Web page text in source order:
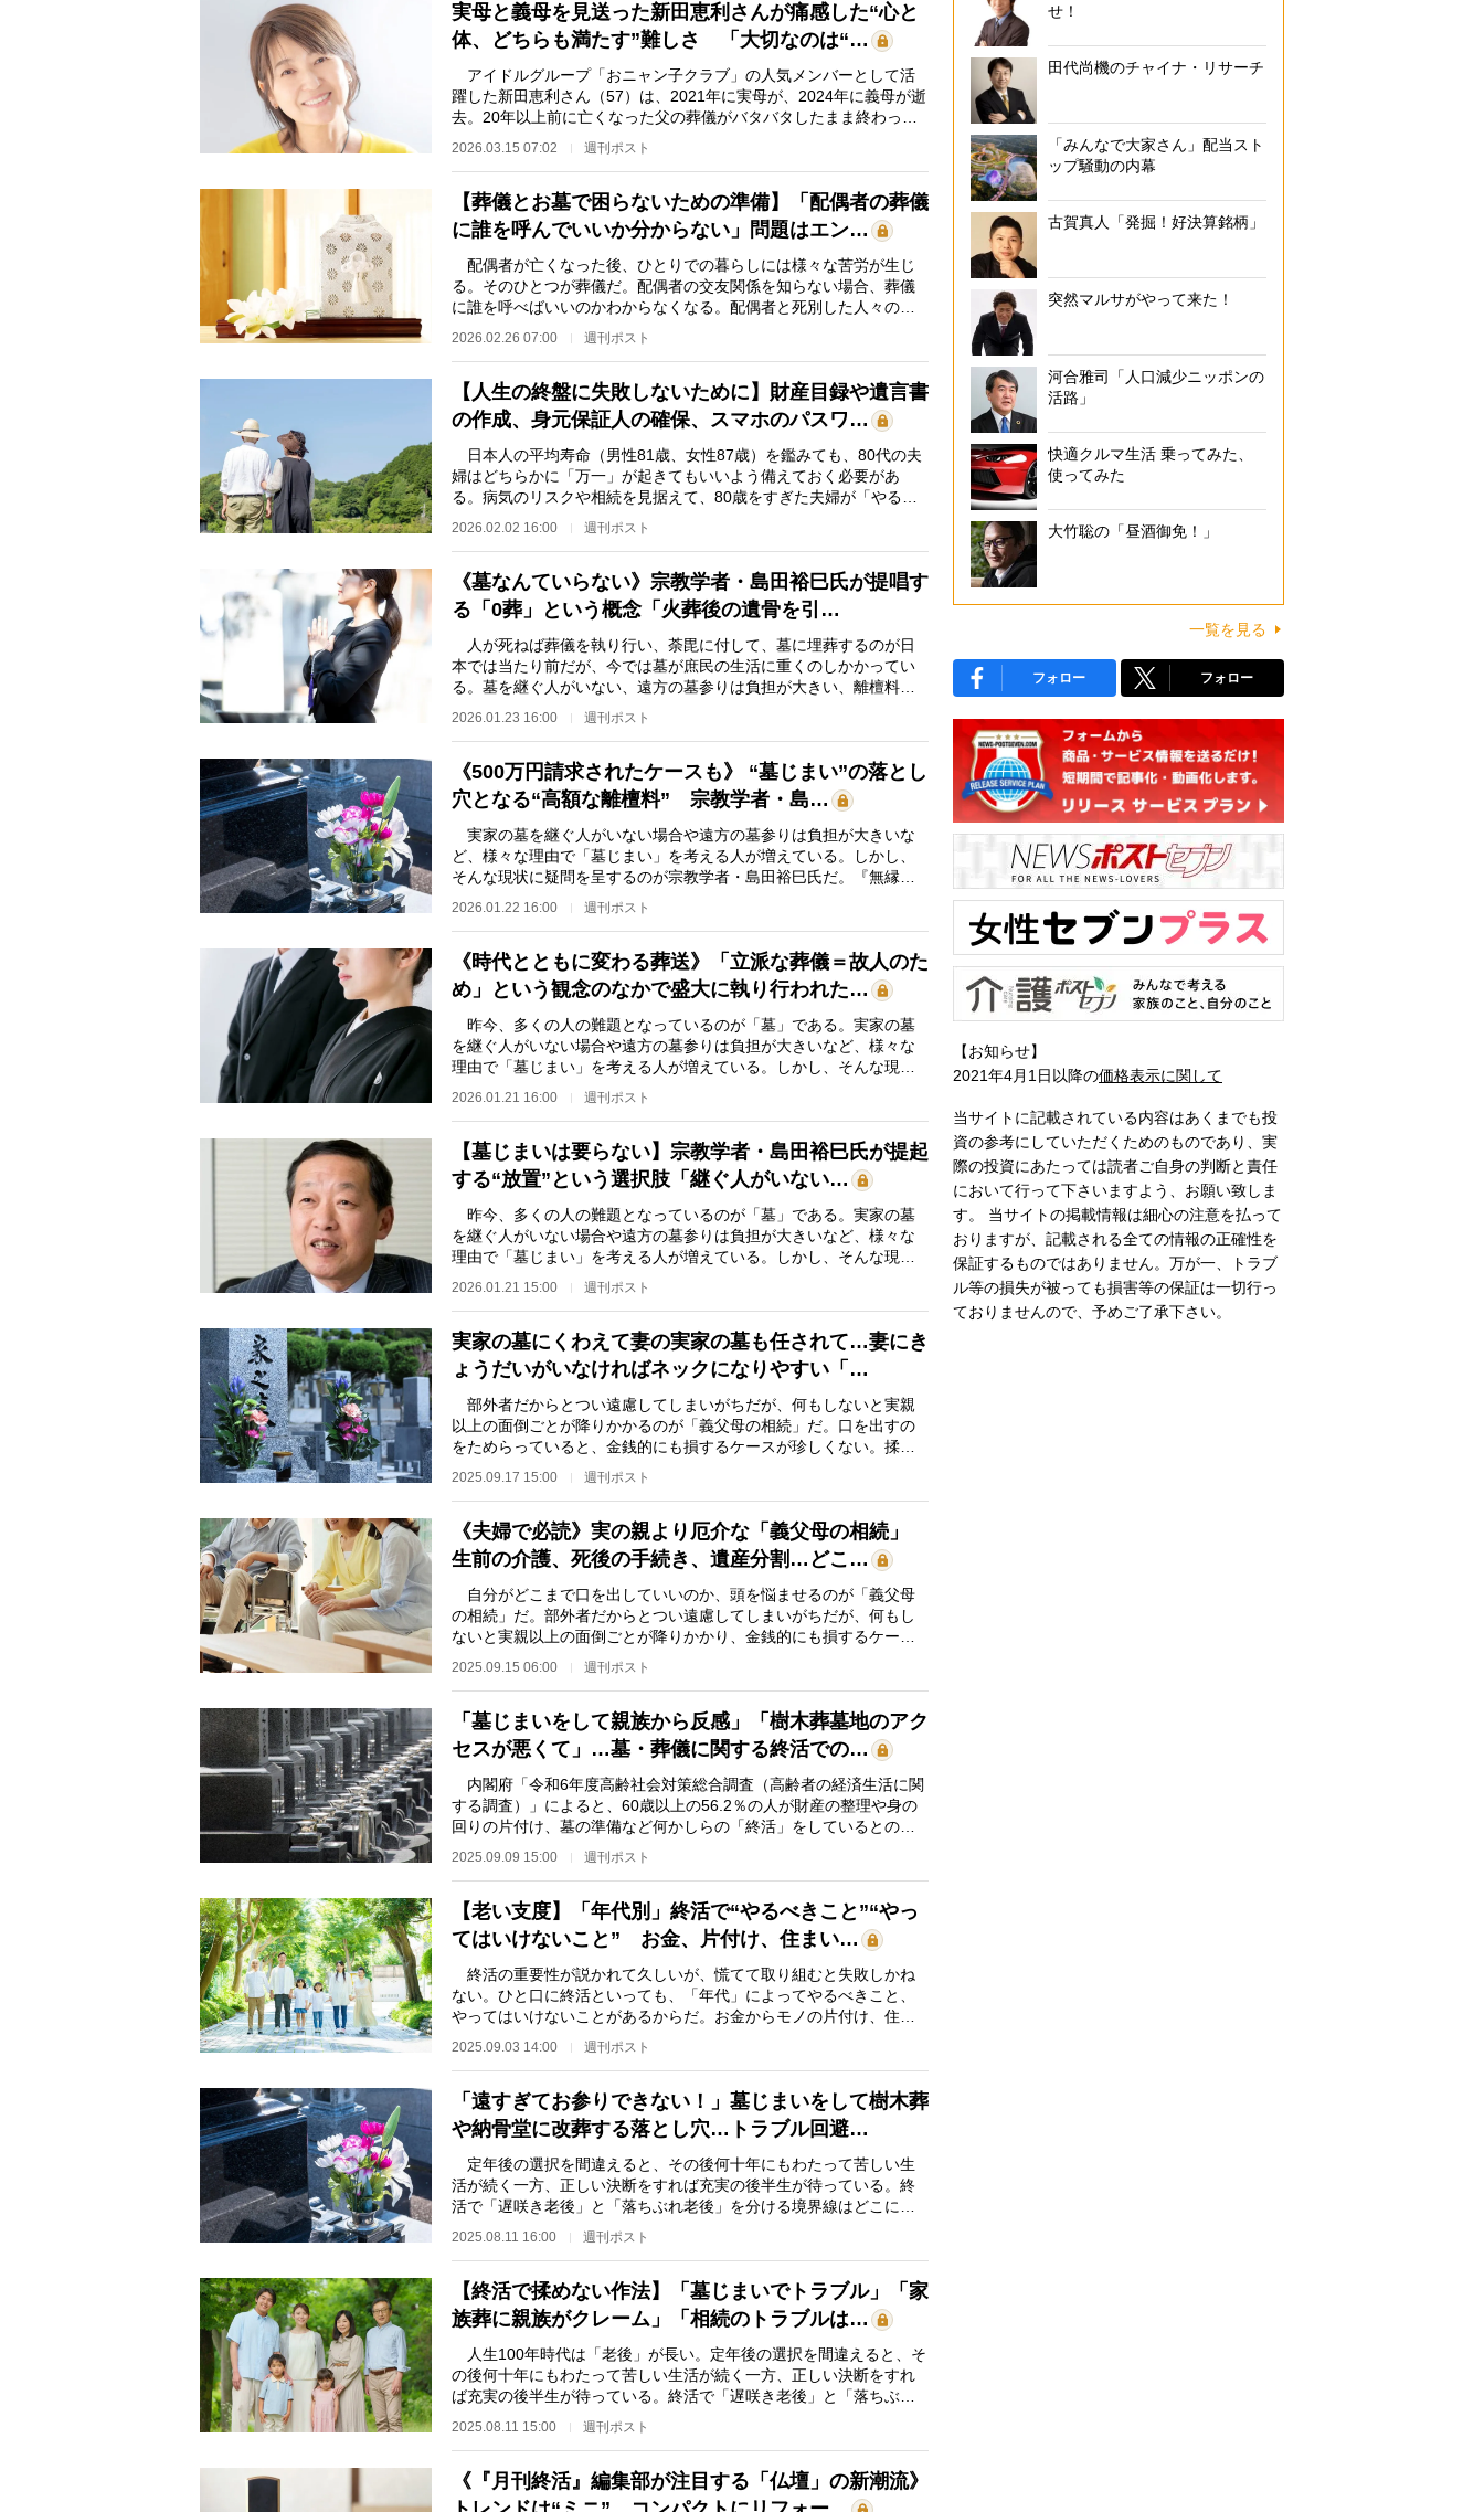
実母と義母を見送った新田恵利さんが痛感した“心と
体、どちらも満たす”難しさ 「大切なのは“…
アイドルグループ「おニャン子クラブ」の人気メンバーとして活
躍した新田恵利さん（57）は、2021年に実母が、2024年に義母が逝
去。20年以上前に亡くなった父の葬儀がバタバタしたまま終わって
しまった反省から、…
2026.03.15 07:02 週刊ポスト
【葬儀とお墓で困らないための準備】「配偶者の葬儀
に誰を呼んでいいか分からない」問題はエン…
配偶者が亡くなった後、ひとりでの暮らしには様々な苦労が生じ
る。そのひとつが葬儀だ。配偶者の交友関係を知らない場合、葬儀
に誰を呼べばいいのかわからなくなる。配偶者と死別した人々のコ
ミュニティ「没イチ…
2026.02.26 07:00 週刊ポスト
【人生の終盤に失敗しないために】財産目録や遺言書
の作成、身元保証人の確保、スマホのパスワ…
日本人の平均寿命（男性81歳、女性87歳）を鑑みても、80代の夫
婦はどちらかに「万一」が起きてもいいよう備えておく必要があ
る。病気のリスクや相続を見据えて、80歳をすぎた夫婦が「やるべ
きこと」は何か。専門…
2026.02.02 16:00 週刊ポスト
《墓なんていらない》宗教学者・島田裕巳氏が提唱す
る「0葬」という概念「火葬後の遺骨を引…
人が死ねば葬儀を執り行い、荼毘に付して、墓に埋葬するのが日
本では当たり前だが、今では墓が庶民の生活に重くのしかかってい
る。墓を継ぐ人がいない、遠方の墓参りは負担が大きい、離檀料が
高い…何かと悩みは多…
2026.01.23 16:00 週刊ポスト
《500万円請求されたケースも》 “墓じまい”の落とし
穴となる“高額な離檀料” 宗教学者・島…
実家の墓を継ぐ人がいない場合や遠方の墓参りは負担が大きいな
ど、様々な理由で「墓じまい」を考える人が増えている。しかし、
そんな現状に疑問を呈するのが宗教学者・島田裕巳氏だ。『無縁仏
でいい、という選択…
2026.01.22 16:00 週刊ポスト
《時代とともに変わる葬送》「立派な葬儀＝故人のた
め」という観念のなかで盛大に執り行われた…
昨今、多くの人の難題となっているのが「墓」である。実家の墓
を継ぐ人がいない場合や遠方の墓参りは負担が大きいなど、様々な
理由で「墓じまい」を考える人が増えている。しかし、そんな現状
に疑問を呈するのが…
2026.01.21 16:00 週刊ポスト
【墓じまいは要らない】宗教学者・島田裕巳氏が提起
する“放置”という選択肢「継ぐ人がいない…
昨今、多くの人の難題となっているのが「墓」である。実家の墓
を継ぐ人がいない場合や遠方の墓参りは負担が大きいなど、様々な
理由で「墓じまい」を考える人が増えている。しかし、そんな現状
に疑問を呈するのが…
2026.01.21 15:00 週刊ポスト
実家の墓にくわえて妻の実家の墓も任されて…妻にき
ょうだいがいなければネックになりやすい「…
部外者だからとつい遠慮してしまいがちだが、何もしないと実親
以上の面倒ごとが降りかかるのが「義父母の相続」だ。口を出すの
をためらっていると、金銭的にも損するケースが珍しくない。揉め
ずにお墓や葬儀の手…
2025.09.17 15:00 週刊ポスト
《夫婦で必読》実の親より厄介な「義父母の相続」
生前の介護、死後の手続き、遺産分割…どこ…
自分がどこまで口を出していいのか、頭を悩ませるのが「義父母
の相続」だ。部外者だからとつい遠慮してしまいがちだが、何もし
ないと実親以上の面倒ごとが降りかかり、金銭的にも損するケース
が珍しくない。揉め…
2025.09.15 06:00 週刊ポスト
「墓じまいをして親族から反感」「樹木葬墓地のアク
セスが悪くて」…墓・葬儀に関する終活での…
内閣府「令和6年度高齢社会対策総合調査（高齢者の経済生活に関
する調査）」によると、60歳以上の56.2％の人が財産の整理や身の
回りの片付け、墓の準備など何かしらの「終活」をしているとの結
果になった。ただ、…
2025.09.09 15:00 週刊ポスト
【老い支度】「年代別」終活で“やるべきこと”“やっ
てはいけないこと” お金、片付け、住まい…
終活の重要性が説かれて久しいが、慌てて取り組むと失敗しかね
ない。ひと口に終活といっても、「年代」によってやるべきこと、
やってはいけないことがあるからだ。お金からモノの片付け、住ま
い、葬儀・墓まで老…
2025.09.03 14:00 週刊ポスト
「遠すぎてお参りできない！」墓じまいをして樹木葬
や納骨堂に改葬する落とし穴…トラブル回避…
定年後の選択を間違えると、その後何十年にもわたって苦しい生
活が続く一方、正しい決断をすれば充実の後半生が待っている。終
活で「遅咲き老後」と「落ちぶれ老後」を分ける境界線はどこにあ
るのか。墓じまいす…
2025.08.11 16:00 週刊ポスト
【終活で揉めない作法】「墓じまいでトラブル」「家
族葬に親族がクレーム」「相続のトラブルは…
人生100年時代は「老後」が長い。定年後の選択を間違えると、そ
の後何十年にもわたって苦しい生活が続く一方、正しい決断をすれ
ば充実の後半生が待っている。終活で「遅咲き老後」と「落ちぶれ
老後」を分ける境界…
2025.08.11 15:00 週刊ポスト
《『月刊終活』編集部が注目する「仏壇」の新潮流》
せ！
田代尚機のチャイナ・リサーチ
「みんなで大家さん」配当スト
ップ騒動の内幕
古賀真人「発掘！好決算銘柄」
突然マルサがやって来た！
河合雅司「人口減少ニッポンの
活路」
快適クルマ生活 乗ってみた、
使ってみた
大竹聡の「昼酒御免！」
一覧を見る
フォロー フォロー
【お知らせ】
2021年4月1日以降の価格表示に関して
当サイトに記載されている内容はあくまでも投
資の参考にしていただくためのものであり、実
際の投資にあたっては読者ご自身の判断と責任
において行って下さいますよう、お願い致しま
す。 当サイトの掲載情報は細心の注意を払って
おりますが、記載される全ての情報の正確性を
保証するものではありません。万が一、トラブ
ル等の損失が被っても損害等の保証は一切行っ
ておりませんので、予めご了承下さい。